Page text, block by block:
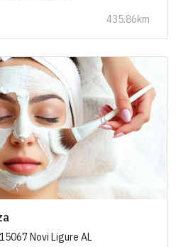
435.86km
Novi Ligure AL